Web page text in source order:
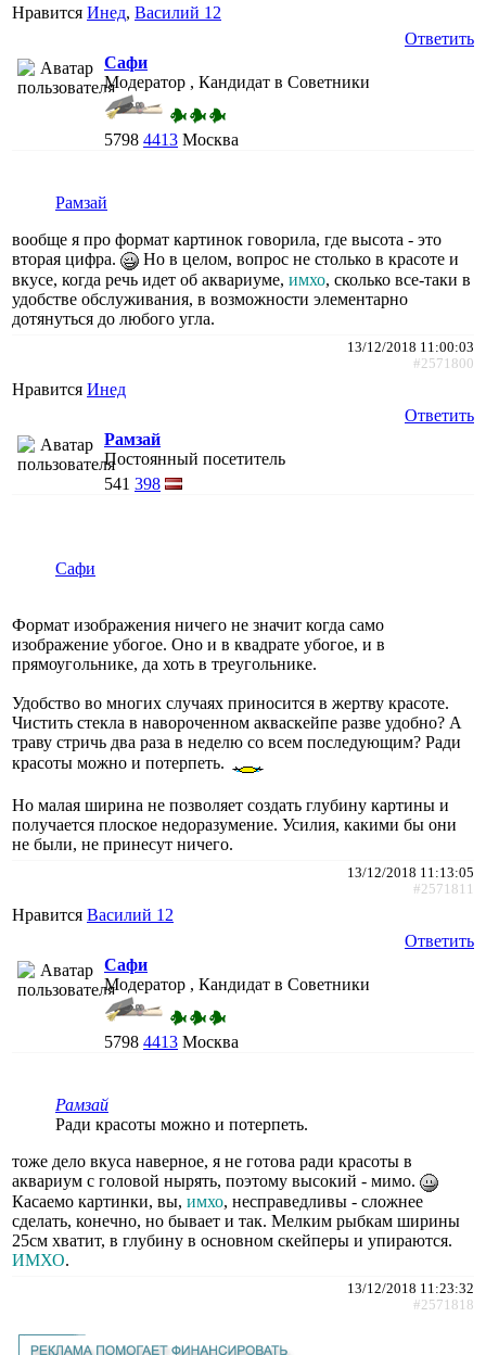
Нравится Инед, Василий 12
Ответить
Сафи
Модератор , Кандидат в Советники
5798 4413 Москва
Рамзай
вообще я про формат картинок говорила, где высота - это
вторая цифра.
Но в целом, вопрос не столько в красоте и
вкусе, когда речь идет об аквариуме, имхо, сколько все-таки в
удобстве обслуживания, в возможности элементарно
дотянуться до любого угла.
13/12/2018 11:00:03
#2571800
Нравится Инед
Ответить
Рамзай
Постоянный посетитель
541 398
Сафи
Формат изображения ничего не значит когда само
изображение убогое. Оно и в квадрате убогое, и в
прямоугольнике, да хоть в треугольнике.
Удобство во многих случаях приносится в жертву красоте.
Чистить стекла в навороченном акваскейпе разве удобно? А
траву стричь два раза в неделю со всем последующим? Ради
красоты можно и потерпеть.
Но малая ширина не позволяет создать глубину картины и
получается плоское недоразумение. Усилия, какими бы они
не были, не принесут ничего.
13/12/2018 11:13:05
#2571811
Нравится Василий 12
Ответить
Сафи
Модератор , Кандидат в Советники
5798 4413 Москва
Рамзай
Ради красоты можно и потерпеть.
тоже дело вкуса наверное, я не готова ради красоты в
аквариум с головой нырять, поэтому высокий - мимо.
Касаемо картинки, вы, имхо, несправедливы - сложнее
сделать, конечно, но бывает и так. Мелким рыбкам ширины
25см хватит, в глубину в основном скейперы и упираются.
ИМХО.
13/12/2018 11:23:32
#2571818